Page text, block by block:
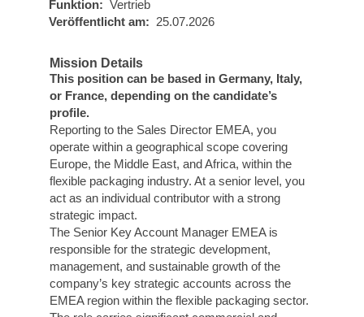
Funktion: Vertrieb
Veröffentlicht am: 25.07.2026
Mission Details
This position can be based in Germany, Italy,
or France, depending on the candidate’s
profile.
Reporting to the Sales Director EMEA, you
operate within a geographical scope covering
Europe, the Middle East, and Africa, within the
flexible packaging industry. At a senior level, you
act as an individual contributor with a strong
strategic impact.
The Senior Key Account Manager EMEA is
responsible for the strategic development,
management, and sustainable growth of the
company’s key strategic accounts across the
EMEA region within the flexible packaging sector.